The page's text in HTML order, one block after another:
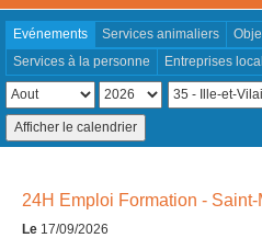
Evénements Services animaliers
Services à la personne
Entreprises
24H Emploi Formation -
Le 17/09/2026